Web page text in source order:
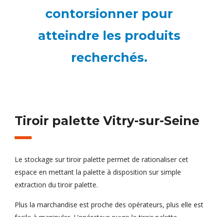
contorsionner pour
atteindre les produits
recherchés.
Tiroir palette Vitry-sur-Seine
Le stockage sur tiroir palette permet de rationaliser cet
espace en mettant la palette à disposition sur simple
extraction du tiroir palette.
Plus la marchandise est proche des opérateurs, plus elle est